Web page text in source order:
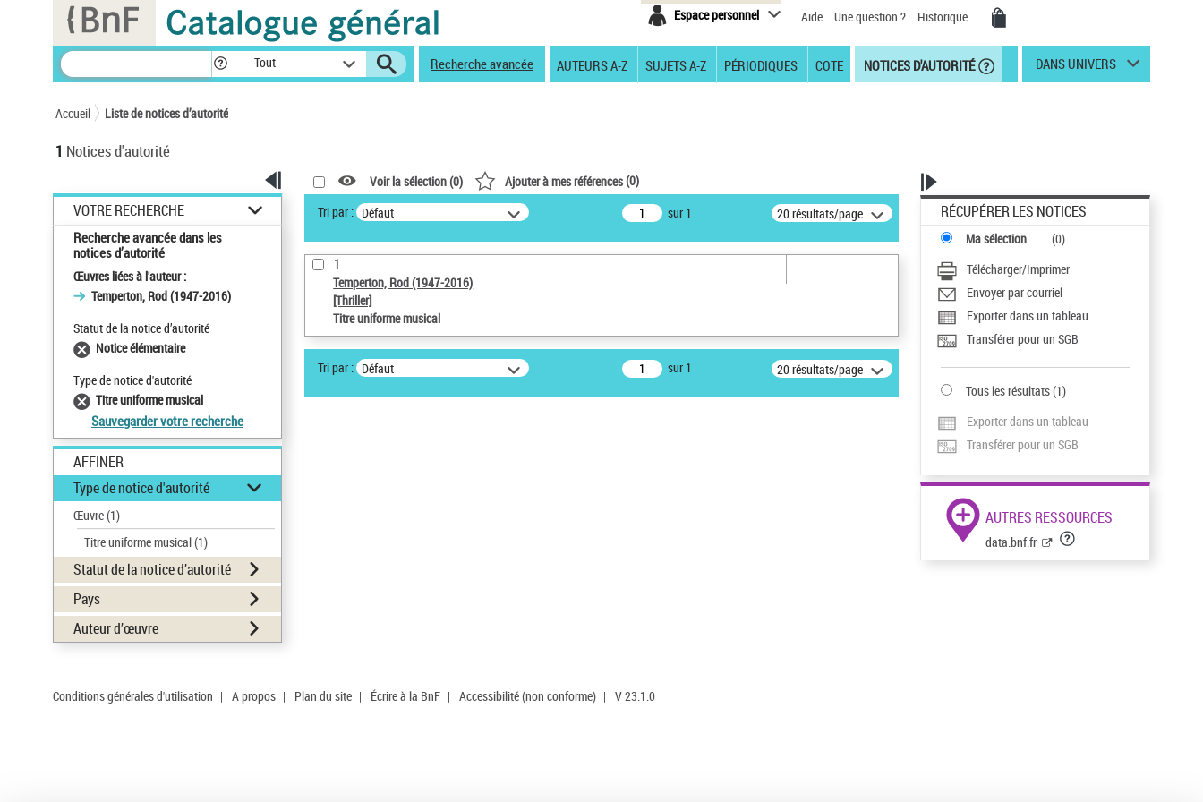
Espace personnel Aide Une question ? Historique
Tout Recherche avancée AUTEURS A-Z SUJETS A-Z PÉRIODIQUES COTE NOTICES D'AUTORITÉ DANS UNIVERS
Accueil Liste de notices d’autorité
1 Notices d'autorité
VOTRE RECHERCHE
Recherche avancée dans les
notices d’autorité
Œuvres liées à l'auteur :
Temperton, Rod (1947-2016)
Statut de la notice d’autorité
Notice élémentaire
Type de notice d'autorité
Titre uniforme musical
Sauvegarder votre recherche
AFFINER
Type de notice d'autorité
Œuvre(1)
Titre uniforme musical(1)
Statut de la notice d’autorité
Pays
Auteur d’œuvre
Voir la sélection (0) Ajouter à mes références(0)
Tri par : Défaut sur 1 20 résultats/page
1
Temperton, Rod (1947-2016)
[Thriller]
Titre uniforme musical
Tri par : Défaut sur 1 20 résultats/page
RÉCUPÉRER LES NOTICES
Ma sélection (0)
Télécharger/Imprimer
Envoyer par courriel
Exporter dans un tableau
Transférer pour un SGB
Tous les résultats(1)
Exporter dans un tableau
Transférer pour un SGB
AUTRES RESSOURCES
data.bnf.fr
Conditions générales d'utilisation | A propos | Plan du site | Écrire à la BnF | Accessibilité (non conforme) | V 23.1.0
Panneau de gestion des cookies